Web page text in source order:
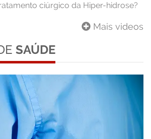
ciúrgico da Hiper-hidrose?
Mais videos
SAÚDE